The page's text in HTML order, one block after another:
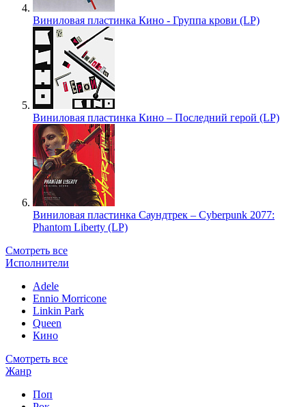
Виниловая пластинка Кино - Группа крови (LP)
Виниловая пластинка Кино – Последний герой (LP)
Виниловая пластинка Саундтрек – Cyberpunk 2077:
Phantom Liberty (LP)
Смотреть все
Исполнители
Adele
Ennio Morricone
Linkin Park
Queen
Кино
Смотреть все
Жанр
Поп